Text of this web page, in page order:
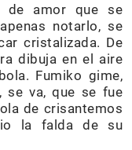
de amor que se
notarlo, se
cristalizada. De
dibuja en el aire
Fumiko gime,
se va, que se fue
de crisantemos
la falda de su